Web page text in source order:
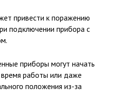
привести к поражению
подключении прибора с
приборы могут начать
работы или даже
положения из-за